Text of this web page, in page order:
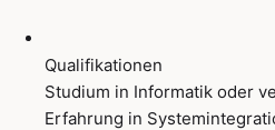
Qualifikationen
Studium in Informatik oder
Erfahrung in